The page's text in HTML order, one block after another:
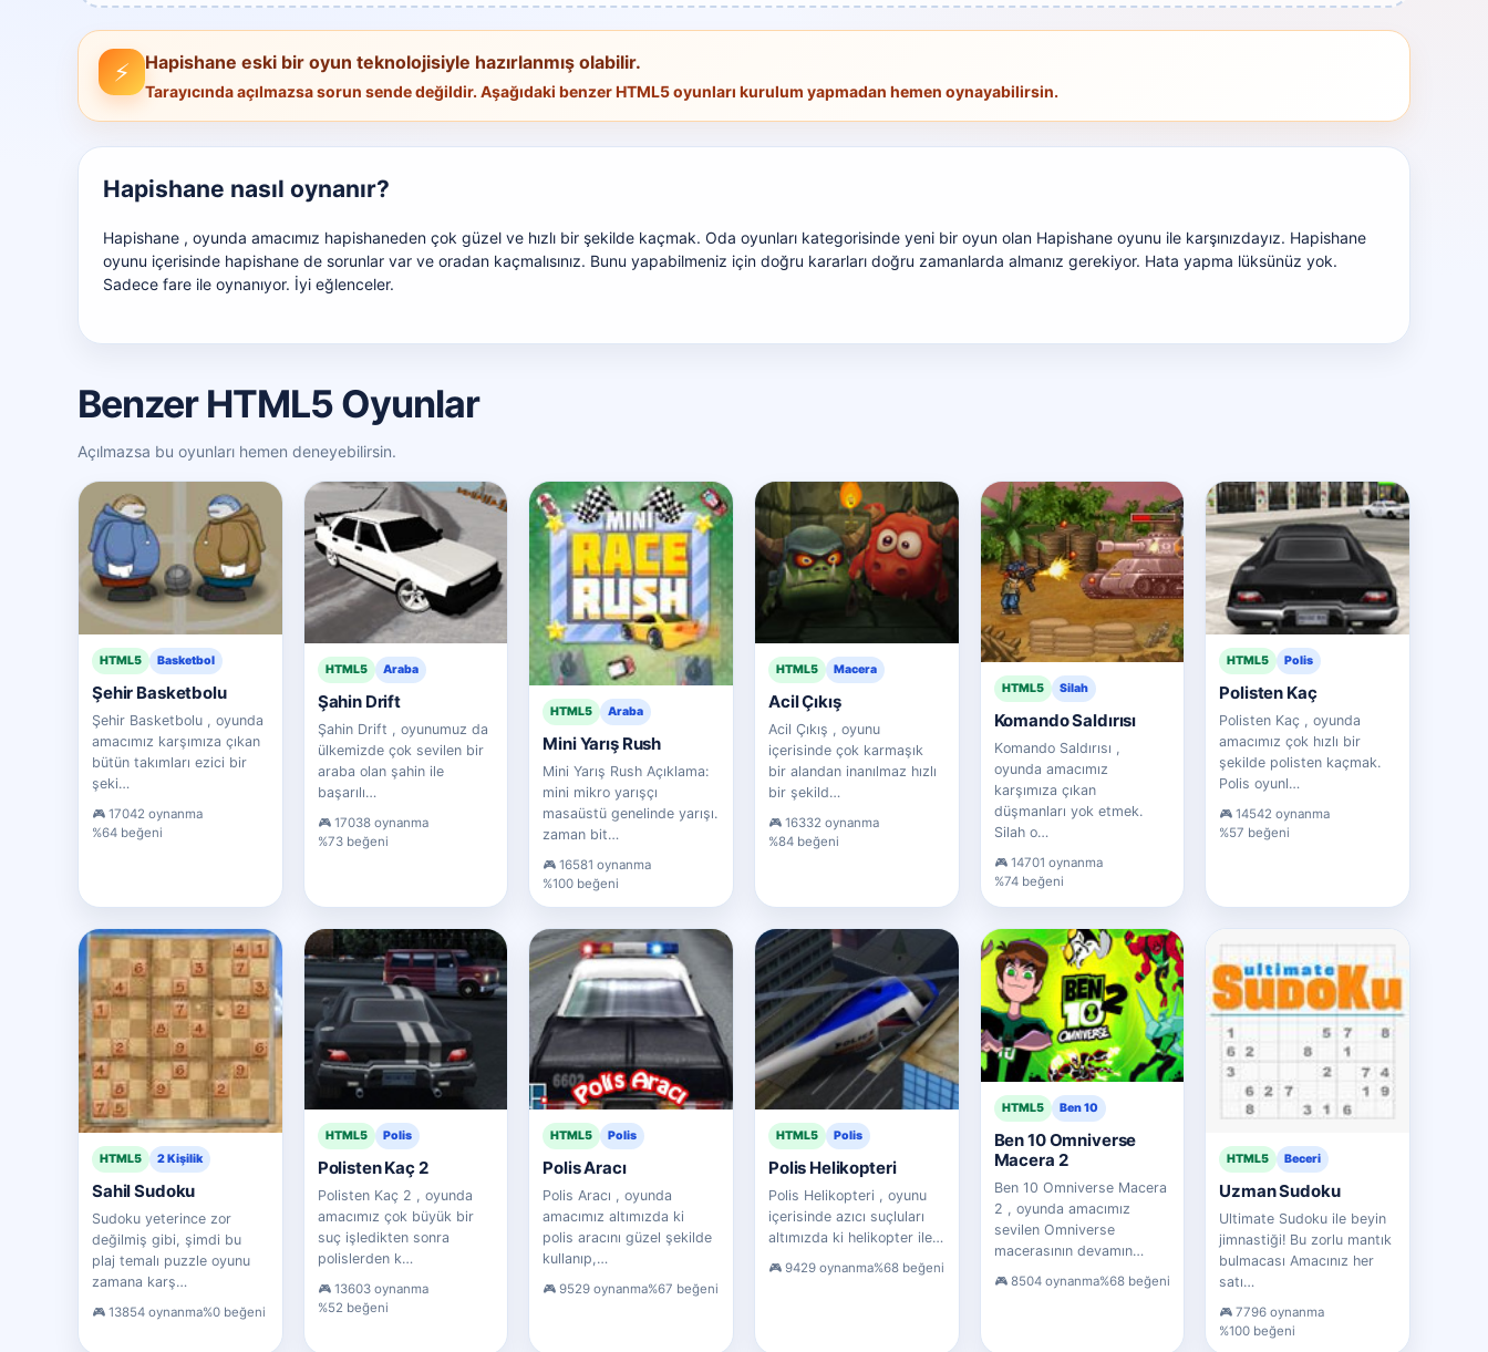
⚡ Hapishane eski bir oyun teknolojisiyle hazırlanmış olabilir.
Tarayıcında açılmazsa sorun sende değildir. Aşağıdaki benzer HTML5 oyunları kurulum yapmadan hemen oynayabilirsin.
Hapishane nasıl oynanır?
Hapishane , oyunda amacımız hapishaneden çok güzel ve hızlı bir şekilde kaçmak. Oda oyunları kategorisinde yeni bir oyun olan Hapishane oyunu ile karşınızdayız. Hapishane
oyunu içerisinde hapishane de sorunlar var ve oradan kaçmalısınız. Bunu yapabilmeniz için doğru kararları doğru zamanlarda almanız gerekiyor. Hata yapma lüksünüz yok.
Sadece fare ile oynanıyor. İyi eğlenceler.
Benzer HTML5 Oyunlar
Açılmazsa bu oyunları hemen deneyebilirsin.
HTML5 Basketbol
Şehir Basketbolu
Şehir Basketbolu , oyunda
amacımız karşımıza çıkan
bütün takımları ezici bir
şeki…
17042 oynanma
%64 beğeni
HTML5 Araba
Şahin Drift
Şahin Drift , oyunumuz da
ülkemizde çok sevilen bir
araba olan şahin ile
başarılı…
17038 oynanma
%73 beğeni
HTML5 Araba
Mini Yarış Rush
Mini Yarış Rush Açıklama:
mini mikro yarışçı
masaüstü genelinde yarışı.
zaman bit…
16581 oynanma
%100 beğeni
HTML5 Macera
Acil Çıkış
Acil Çıkış , oyunu
içerisinde çok karmaşık
bir alandan inanılmaz hızlı
bir şekild…
16332 oynanma
%84 beğeni
HTML5 Silah
Komando Saldırısı
Komando Saldırısı ,
oyunda amacımız
karşımıza çıkan
düşmanları yok etmek.
Silah o…
14701 oynanma
%74 beğeni
HTML5 Polis
Polisten Kaç
Polisten Kaç , oyunda
amacımız çok hızlı bir
şekilde polisten kaçmak.
Polis oyunl…
14542 oynanma
%57 beğeni
HTML5 2 Kişilik
Sahil Sudoku
Sudoku yeterince zor
değilmiş gibi, şimdi bu
plaj temalı puzzle oyunu
zamana karş…
13854 oynanma%0 beğeni
HTML5 Polis
Polisten Kaç 2
Polisten Kaç 2 , oyunda
amacımız çok büyük bir
suç işledikten sonra
polislerden k…
13603 oynanma
%52 beğeni
HTML5 Polis
Polis Aracı
Polis Aracı , oyunda
amacımız altımızda ki
polis aracını güzel şekilde
kullanıp,…
9529 oynanma%67 beğeni
HTML5 Polis
Polis Helikopteri
Polis Helikopteri , oyunu
içerisinde azıcı suçluları
altımızda ki helikopter ile…
9429 oynanma%68 beğeni
HTML5 Ben 10
Ben 10 Omniverse
Macera 2
Ben 10 Omniverse Macera
2 , oyunda amacımız
sevilen Omniverse
macerasının devamın…
8504 oynanma%68 beğeni
HTML5 Beceri
Uzman Sudoku
Ultimate Sudoku ile beyin
jimnastiği! Bu zorlu mantık
bulmacası Amacınız her
satı…
7796 oynanma
%100 beğeni